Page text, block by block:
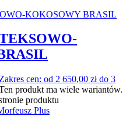
cen: od 2 650,00 zł do 3
produkt ma wiele wariantów.
produktu